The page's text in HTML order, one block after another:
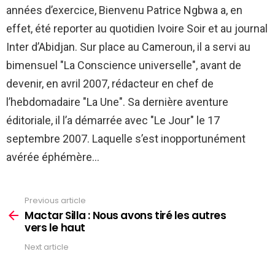
années d’exercice, Bienvenu Patrice Ngbwa a, en
effet, été reporter au quotidien Ivoire Soir et au journal
Inter d’Abidjan. Sur place au Cameroun, il a servi au
bimensuel "La Conscience universelle", avant de
devenir, en avril 2007, rédacteur en chef de
l’hebdomadaire "La Une". Sa dernière aventure
éditoriale, il l’a démarrée avec "Le Jour" le 17
septembre 2007. Laquelle s’est inopportunément
avérée éphémère…
more
Previous article
Mactar Silla : Nous avons tiré les autres
vers le haut
Next article